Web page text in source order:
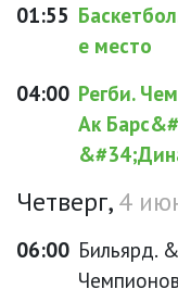
01:55
е место
04:00 Регби.
Ак
Четверг,4
06:00 Бильярд.